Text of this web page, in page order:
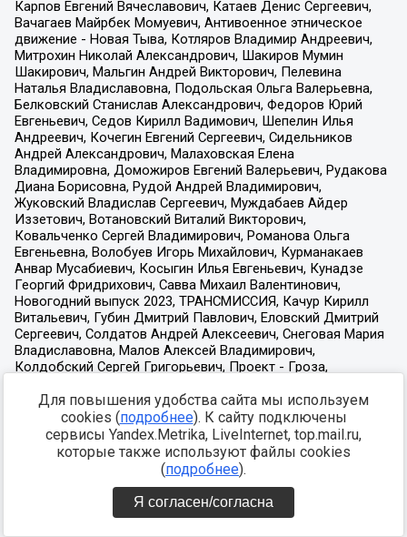
Для повышения удобства сайта мы используем
cookies (подробнее). К сайту подключены
сервисы Yandex.Metrika, LiveInternet, top.mail.ru,
которые также используют файлы cookies
(подробнее).
Я согласен/согласна